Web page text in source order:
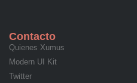
Contacto
Quienes Xumus
Modern UI Kit
Twitter